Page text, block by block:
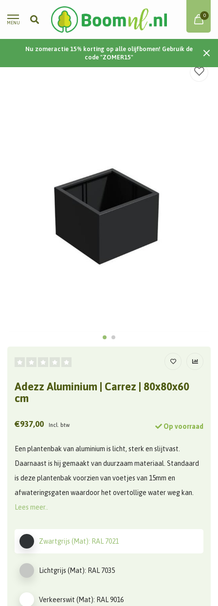
MENU
0
Nu zomeractie 15% korting op alle olijfbomen! Gebruik de
code "ZOMER15"
Home / Aluminium | Carrez | 80x80x60 cm
Adezz Aluminium | Carrez | 80x80x60
cm
€937,00 Incl. btw Op voorraad
Een plantenbak van aluminium is licht, sterk en slijtvast.
Daarnaast is hij gemaakt van duurzaam materiaal. Standaard
is deze plantenbak voorzien van voetjes van 15mm en
afwateringsgaten waardoor het overtollige water weg kan.
Lees meer..
Zwartgrijs (Mat): RAL 7021
Lichtgrijs (Mat): RAL 7035
Verkeerswit (Mat): RAL 9016